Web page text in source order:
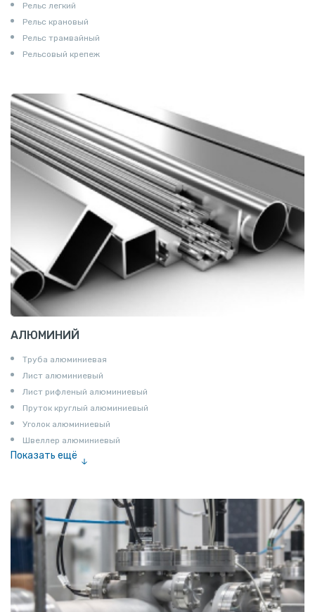
Рельс легкий
Рельс крановый
Рельс трамвайный
Рельсовый крепеж
АЛЮМИНИЙ
Труба алюминиевая
Лист алюминиевый
Лист рифленый алюминиевый
Пруток круглый алюминиевый
Уголок алюминиевый
Швеллер алюминиевый
Показать ещё
Шина электротехническая
Алюминиевая плита
Z профиль алюминиевый
Т профиль алюминиевый
Пруток квадратный алюминиевый
Полоса алюминиевая
Пруток шестигранный алюминиевый